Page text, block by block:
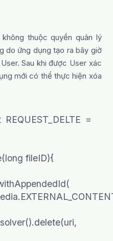
thuộc quyền quản lý
do ứng dụng tạo ra bây giờ
Sau khi được User xác
mới có thể thực hiện xóa
=
fileID){